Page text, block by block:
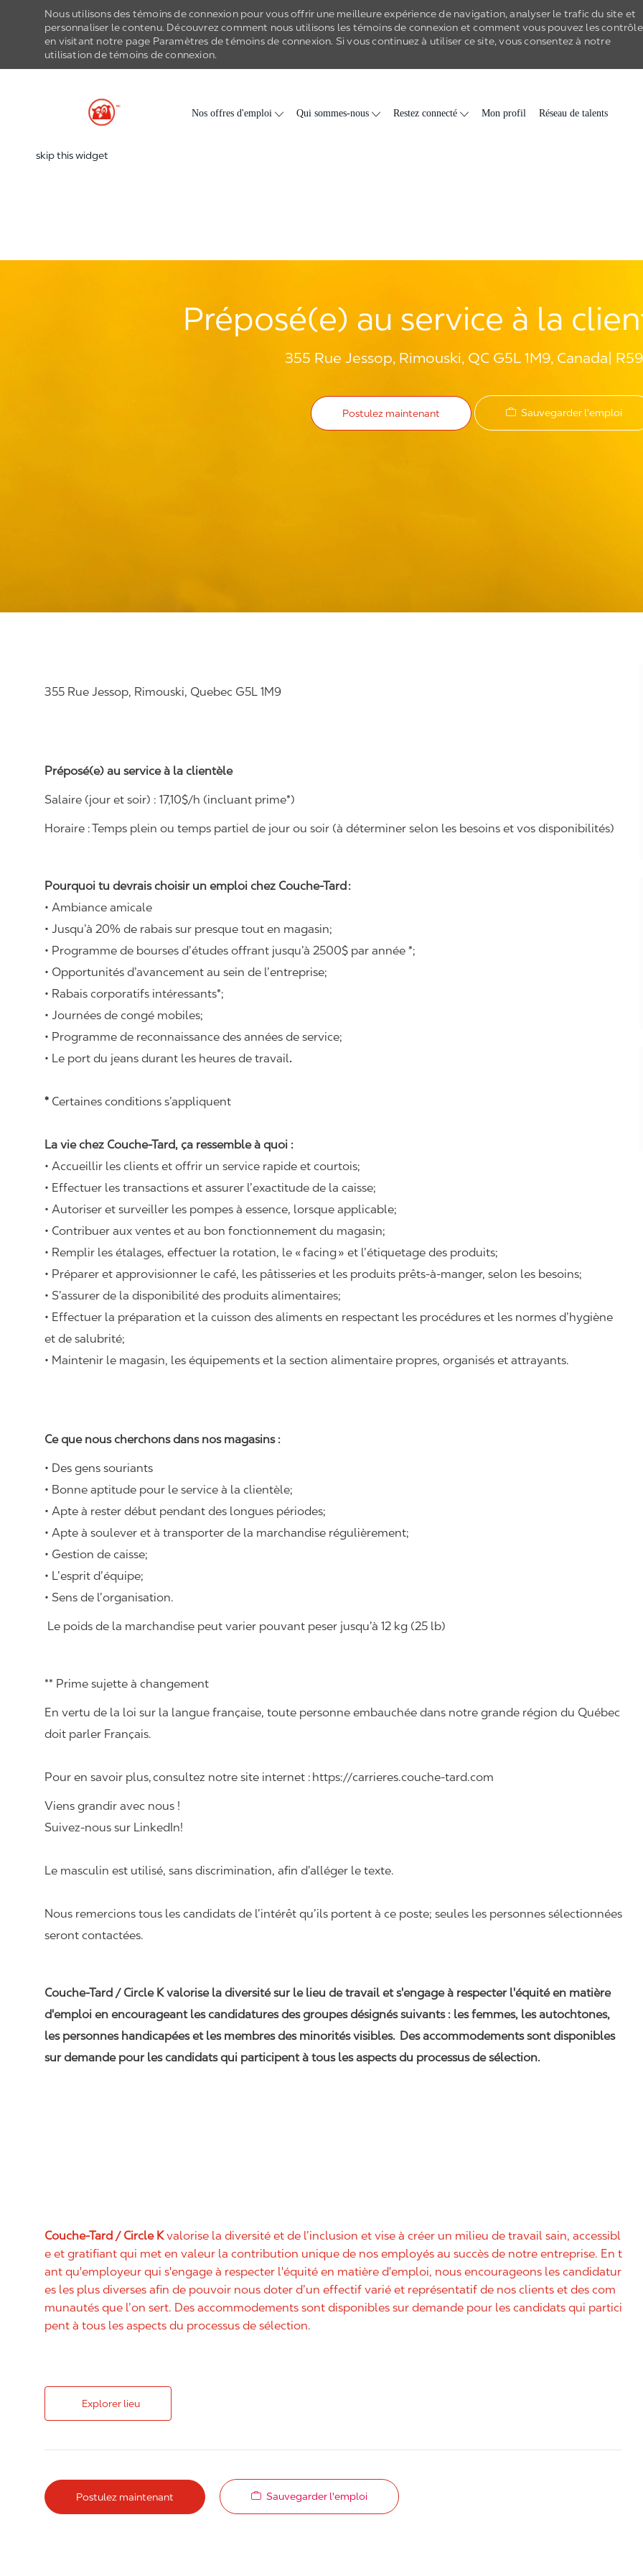
Nous utilisons des témoins de connexion pour vous offrir une meilleure expérience de navigation, analyser le trafic du site et
personnaliser le contenu. Découvrez comment nous utilisons les témoins de connexion et comment vous pouvez les
en visitant notre page Paramètres detémoins de connexion. Si vous continuez à utiliser ce site, vous consentez à notre
utilisation detémoins de connexion.
Skip to main content
Nos offres d'emploi Qui sommes-nous Restez connecté Mon profil Réseau de talents
skip this widget
Préposé(e) au service à la
355 Rue Jessop, Rimouski, QC G5L 1M9, Canada
Postulez maintenant Sauvegarder l'emploi
355 Rue Jessop, Rimouski, Quebec G5L 1M9
Préposé(e) au service à la clientèle
Salaire (jour et soir) : 17,10$/h (incluant prime*)
Horaire :Temps plein ou temps partiel de jour ou soir (à déterminer selon les besoins et vos disponibilités)
Pourquoi tu devrais choisir un emploi chez Couche-Tard :
• Ambiance amicale
• Jusqu’à 20% de rabais sur presque tout en magasin;
• Programme de bourses d’études offrant jusqu’à 2500$ par année *;
• Opportunités d’avancement au sein de l’entreprise;
• Rabais corporatifs intéressants*;
• Journées de congé mobiles;
• Programme de reconnaissance des années de service;
• Le port du jeans durant les heures de travail.
* Certaines conditions s’appliquent
La vie chez Couche-Tard, ça ressemble à quoi :
• Accueillir les clients et offrir un service rapide et courtois;
• Effectuer les transactions et assurer l’exactitude de la caisse;
• Autoriser et surveiller les pompes à essence, lorsque applicable;
• Contribuer aux ventes et au bon fonctionnement du magasin;
• Remplir les étalages, effectuer la rotation, le «facing» et l’étiquetage des produits;
• Préparer et approvisionner le café, les pâtisseries et les produits prêts-à-manger, selon les besoins;
• S’assurer de la disponibilité des produits alimentaires;
• Effectuer la préparation et la cuisson des aliments en respectant les procédures et les normes d’hygiène
et de salubrité;
• Maintenir le magasin, les équipements et la section alimentaire propres, organisés et attrayants.
Ce que nous cherchons dans nos magasins :
• Des gens souriants
• Bonne aptitude pour le service à la clientèle;
• Apte à rester début pendant des longues périodes;
• Apte à soulever et à transporter de la marchandise régulièrement;
• Gestion de caisse;
• L’esprit d’équipe;
• Sens de l’organisation.
Le poids de la marchandise peut varier pouvant peser jusqu’à 12 kg (25 lb)
** Prime sujette à changement
En vertu de la loi sur la langue française, toute personne embauchée dans notre grande région du Québec
doit parler Français.
Pour en savoir plus, consultez notre site internet : https://carrieres.couche-tard.com
Viens grandir avec nous !
Suivez-nous sur LinkedIn!
Le masculin est utilisé, sans discrimination, afin d’alléger le texte.
Nous remercions tous les candidats de l’intérêt qu’ils portent à ce poste; seules les personnes sélectionnées
seront contactées.
Couche-Tard / Circle K valorise la diversité sur le lieu de travail et s'engage à respecter l'équité en matière
d'emploi en encourageant les candidatures des groupes désignés suivants : les femmes, les autochtones,
les personnes handicapées et les membres des minorités visibles. Des accommodements sont disponibles
sur demande pour les candidats qui participent à tous les aspects du processus de sélection.
Couche-Tard / Circle Kvalorise la diversité et de l’inclusion et vise à créer un milieu de travail sain, accessibl
e et gratifiant qui met en valeur la contribution unique de nos employés au succès de notre entreprise. En t
ant qu'employeur qui s'engage à respecter l'équité en matière d'emploi, nous encourageons les candidatur
es les plus diverses afin de pouvoir nous doter d’un effectif varié et représentatif de nos clients et des com
munautés que l’on sert. Des accommodements sont disponibles sur demande pour les candidats qui partici
pent à tous les aspects du processus de sélection.
Explorer lieu
Postulez maintenant Sauvegarder l'emploi